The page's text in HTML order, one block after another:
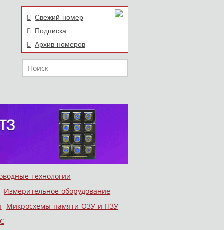
Свежий номер
Подписка
Архив номеров
Поиск
технологии
Измерительное оборудование
Микросхемы памяти ОЗУ и ПЗУ